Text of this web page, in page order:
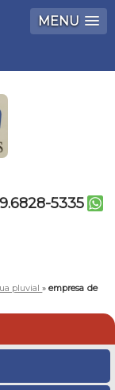
MENU
9.6828-5335
pluvial»empresa de